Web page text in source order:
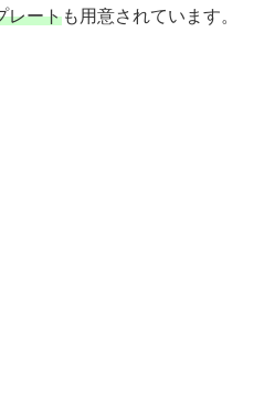
レートも用意されています。